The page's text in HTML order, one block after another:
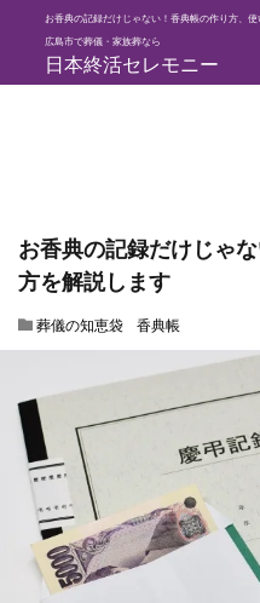
お香典の記録だけじゃない！香典帳の作り方、
広島市で葬儀・家族葬なら
日本終活セレモニー
HOME 葬儀の知恵袋
お香典の記録だけじゃ
方を解説します
葬儀の知恵袋 香典帳